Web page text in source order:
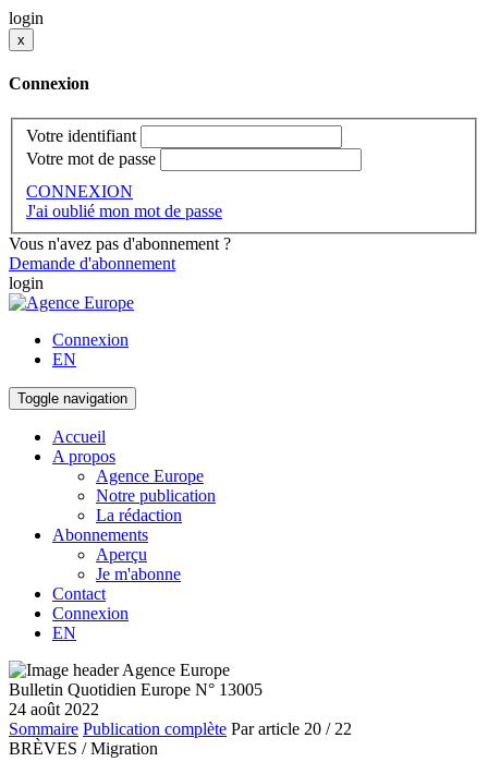
login
x
Connexion
Votre identifiant
Votre mot de passe
CONNEXION
J'ai oublié mon mot de passe
Vous n'avez pas d'abonnement ?
Demande d'abonnement
login
Connexion
EN
Toggle navigation
Accueil
A propos
Agence Europe
Notre publication
La rédaction
Abonnements
Aperçu
Je m'abonne
Contact
Connexion
EN
Bulletin Quotidien Europe N° 13005
24 août 2022
Sommaire Publication complète Par article 20 / 22
BRÈVES / Migration